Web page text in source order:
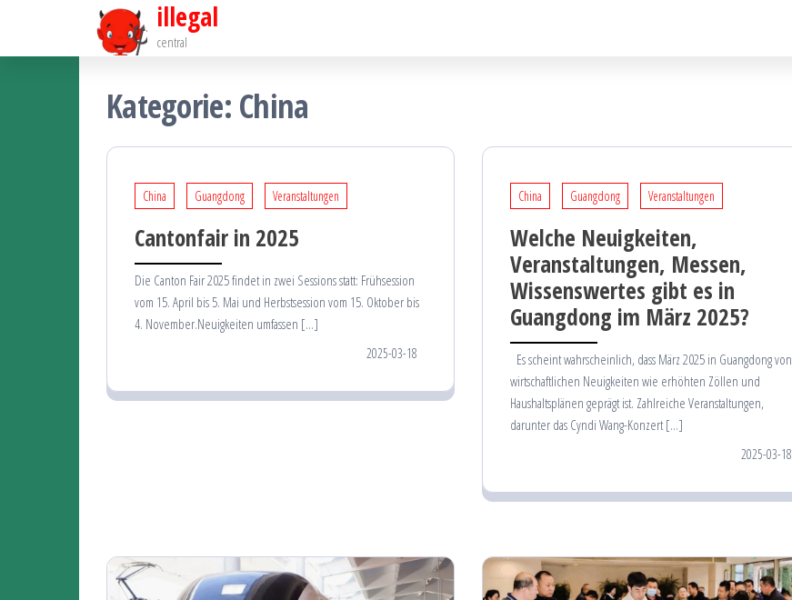
illegal
central
Kategorie: China
China Guangdong Veranstaltungen
Cantonfair in 2025
Die Canton Fair 2025 findet in zwei Sessions statt: Frühsession
vom 15. April bis 5. Mai und Herbstsession vom 15. Oktober bis
4. November.Neuigkeiten umfassen […]
2025-03-18
China Guangdong Veranstaltungen
Welche Neuigkeiten,
Veranstaltungen, Messen,
Wissenswertes gibt es in
Guangdong im März 2025?
Es scheint wahrscheinlich, dass März 2025 in Guangdong von
wirtschaftlichen Neuigkeiten wie erhöhten Zöllen und
Haushaltsplänen geprägt ist. Zahlreiche Veranstaltungen,
darunter das Cyndi Wang-Konzert […]
2025-03-18